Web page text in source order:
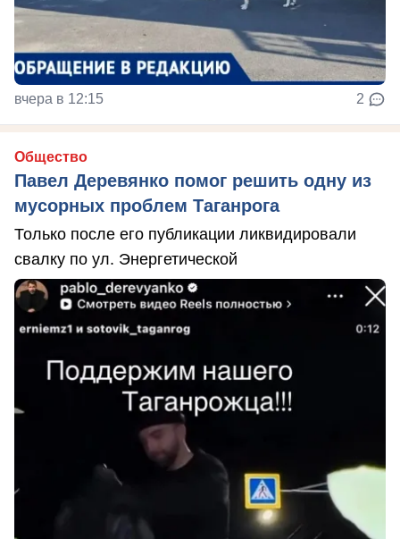
вчера в 12:15 2
Общество
Павел Деревянко помог решить одну из
мусорных проблем Таганрога
Только после его публикации ликвидировали
свалку по ул. Энергетической